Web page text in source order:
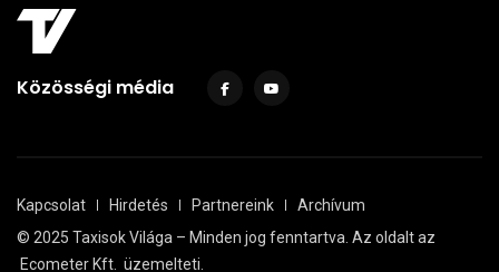
Közösségi média
Kapcsolat Hirdetés Partnereink
Archívum
© 2025 Taxisok Világa – Minden jog fenntartva. Az oldalt az
Ecometer Kft. üzemelteti.